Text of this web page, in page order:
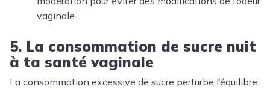
vaginale.
5. La consommation de sucre nuit
à ta santé vaginale
La consommation excessive de sucre perturbe l’équilibre